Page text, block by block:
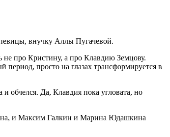
внучку Аллы Пугачевой.
не про Кристину, а про Клавдию Земцову.
просто на глазах трансформируется в
обчелся. Да, Клавдия пока угловата, но
и Максим Галкин и Марина Юдашкина